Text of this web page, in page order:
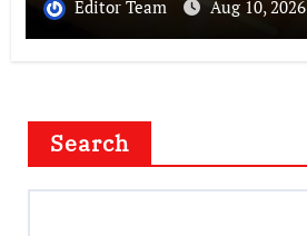
Editor Team Aug 10, 2026
Search